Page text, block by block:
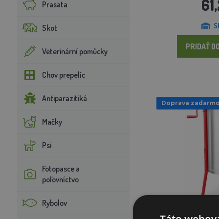
Prasata
Skot
Veterinární pomůcky
Chov prepelíc
Antiparazitiká
Mačky
Psi
Fotopasce a
poľovníctvo
Rybolov
PRIDAŤ
Doprava zadarmo